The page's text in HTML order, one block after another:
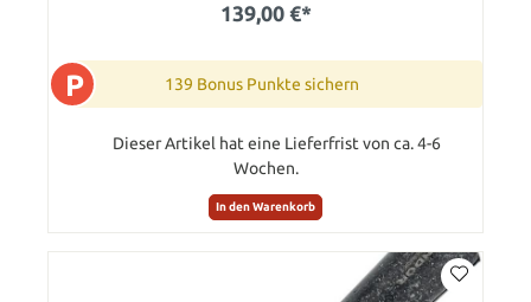
139,00 €*
P 139 Bonus Punkte sichern
Dieser Artikel hat eine Lieferfrist von ca. 4-6
Wochen.
In den Warenkorb